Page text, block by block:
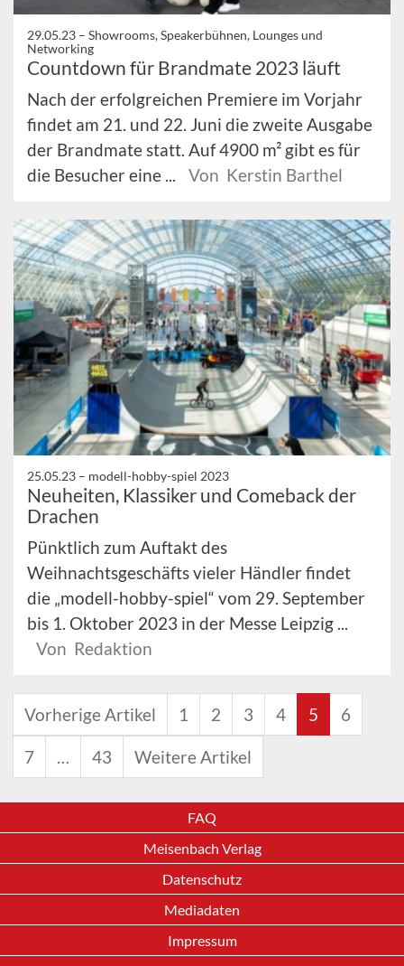
29.05.23 – Showrooms, Speakerbühnen, Lounges und
Networking
Countdown für Brandmate 2023 läuft
Nach der erfolgreichen Premiere im Vorjahr
findet am 21. und 22. Juni die zweite Ausgabe
der Brandmate statt. Auf 4900 m² gibt es für
die Besucher eine ...
Von Kerstin Barthel
25.05.23 – modell-hobby-spiel 2023
Neuheiten, Klassiker und Comeback der
Drachen
Pünktlich zum Auftakt des
Weihnachtsgeschäfts vieler Händler findet
die „modell-hobby-spiel“ vom 29. September
bis 1. Oktober 2023 in der Messe Leipzig ...
Von Redaktion
Vorherige Artikel 1 2 3 4 5 6
7 … 43 Weitere Artikel
FAQ
Meisenbach Verlag
Datenschutz
Mediadaten
Impressum